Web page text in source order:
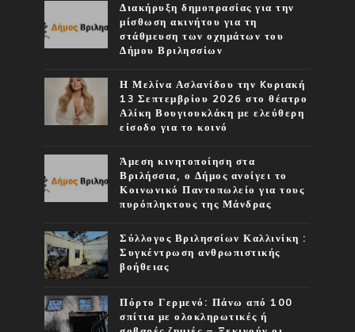
Διακήρυξη δημοπρασίας για την
μίσθωση ακινήτου για τη
στάθμευση των οχημάτων του
Δήμου Βριλησσίων
Η Μελίνα Ασλανίδου την Kυριακή
13 Σεπτεμβρίου 2026 στο θέατρο
Αλίκη Βουγιουκλάκη με ελεύθερη
είσοδο για το κοινό
Άμεση κινητοποίηση στα
Βριλήσσια, ο Δήμος ανοίγει το
Κοινωνικό Παντοπωλείο για τους
πυρόπληκτους της Μάνδρας
Σύλλογος Βριλησσίων Καλλινίκη :
Συγκέντρωση ανθρωπιστικής
βοήθειας
Πόρτο Γερμενό: Πάνω από 100
σπίτια με ολοκληρωτικές ή